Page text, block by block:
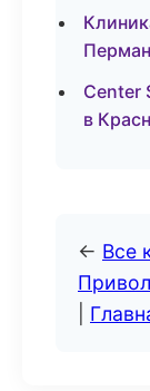
Center
в
← Все